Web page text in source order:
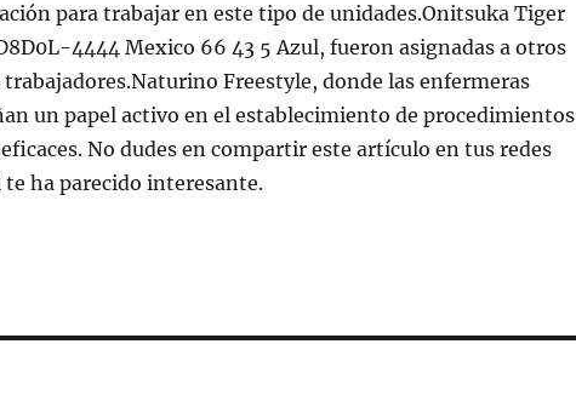
para trabajar en este tipo de unidades.Onitsuka Tiger
4444 Mexico 66 43 5 Azul, fueron asignadas a otros
trabajadores.Naturino Freestyle, donde las enfermeras
un papel activo en el establecimiento de procedimientos
No dudes en compartir este artículo en tus redes
te ha parecido interesante.